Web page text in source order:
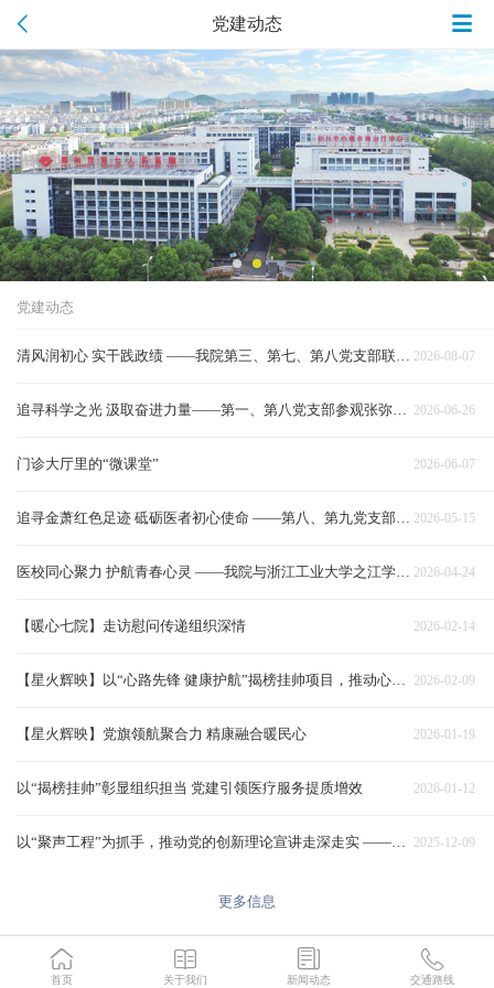
党建动态
党建动态
2026-08-07
清风润初心 实干践政绩 ——我院第三、第七、第八党支部联合开展主题党日活动
2026-06-26
追寻科学之光 汲取奋进力量——第一、第八党支部参观张弥曼院士特展
2026-06-07
门诊大厅里的“微课堂”
2026-05-15
追寻金萧红色足迹 砥砺医者初心使命 ——第八、第九党支部赴诸暨黄家店村开展主题党日活动
2026-04-24
医校同心聚力 护航青春心灵 ——我院与浙江工业大学之江学院签署合作协议
2026-02-14
【暖心七院】走访慰问传递组织深情
2026-02-09
【星火辉映】以“心路先锋 健康护航”揭榜挂帅项目，推动心理服务走深走实
2026-01-19
【星火辉映】党旗领航聚合力 精康融合暖民心
2026-01-12
以“揭榜挂帅”彰显组织担当 党建引领医疗服务提质增效
2025-12-09
以“聚声工程”为抓手，推动党的创新理论宣讲走深走实 ——医院第一党支部以宣讲促提升，助力医院行政效能与服务质量双升级
更多信息
首页 关于我们 新闻动态 交通路线